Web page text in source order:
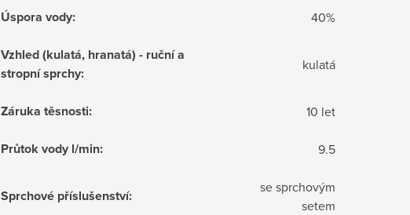
Úspora vody: 40%
Vzhled (kulatá, hranatá) - ruční a
stropní sprchy: kulatá
Záruka těsnosti: 10 let
Průtok vody l/min: 9.5
Sprchové příslušenství:
se sprchovým
setem